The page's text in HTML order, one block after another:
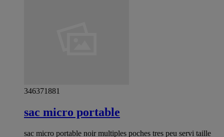
346371881
sac micro portable
sac micro portable noir multiples poches tres peu servi taille